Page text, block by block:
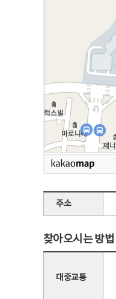
주소
찾아오시는 방법
대중교통